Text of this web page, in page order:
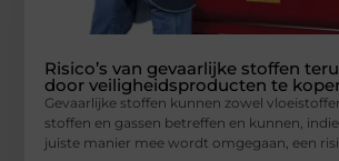
Risico’s van gevaarlijke stoffen
door veiligheidsproducten te
Gevaarlijke stoffen kunnen zowel
stoffen en gassen betreffen en kunnen,
juiste manier mee wordt omgegaan, een